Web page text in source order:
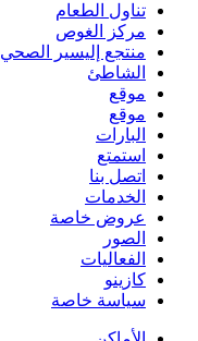
تناول الطعام
مركز الغوص
منتجع إليسير الصحي
الشاطئ
موقع
موقع
البارات
استمتع
اتصل بنا
الخدمات
عروض خاصة
الصور
الفعاليات
كازينو
سياسة خاصة